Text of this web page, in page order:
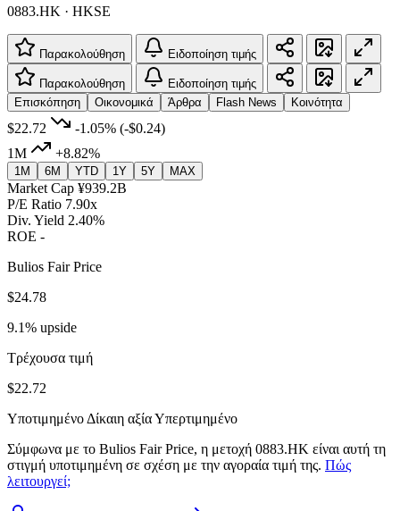
0883.HK · HKSE
Παρακολούθηση Ειδοποίηση τιμής
Παρακολούθηση
Ειδοποίηση τιμής
Επισκόπηση
Οικονομικά Άρθρα Flash News Κοινότητα
$22.72 -1.05% (-$0.24)
1M
+8.82%
1M 6M YTD 1Y 5Y MAX
Market Cap ¥939.2B
P/E Ratio 7.90x
Div. Yield 2.40%
ROE -
Bulios Fair Price
$24.78
9.1% upside
Τρέχουσα τιμή
$22.72
Υποτιμημένο Δίκαιη αξίαΥπερτιμημένο
Σύμφωνα με το Bulios Fair Price, η μετοχή 0883.HK είναι αυτή τη
στιγμή υποτιμημένη σε σχέση με την αγοραία τιμή της. Πώς
λειτουργεί;